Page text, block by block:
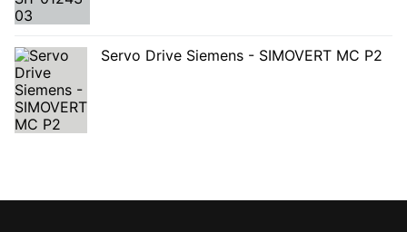
Servo Drive Siemens - SIMOVERT MC P2